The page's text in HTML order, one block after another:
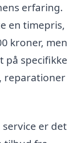
erfaring.
en timepris,
kroner, men
på specifikke
reparationer
er det